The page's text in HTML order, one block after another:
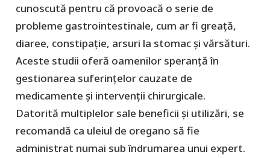
cunoscută pentru că provoacă o serie de
probleme gastrointestinale, cum ar fi greață,
diaree, constipație, arsuri la stomac și vărsături.
Aceste studii oferă oamenilor speranță în
gestionarea suferințelor cauzate de
medicamente și intervenții chirurgicale.
Datorită multiplelor sale beneficii și utilizări, se
recomandă ca uleiul de oregano să fie
administrat numai sub îndrumarea unui expert.